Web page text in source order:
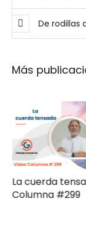
De rodillas
Más
La cuerda tensada
Columna #299